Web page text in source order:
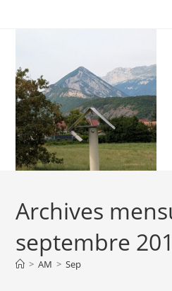
Archives
septembre
> AM > Sep